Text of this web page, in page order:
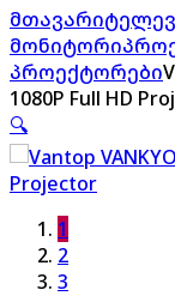
მთავარი
მონიტორი
პროექტორები
1080P Full HD
🔍
1
2
3